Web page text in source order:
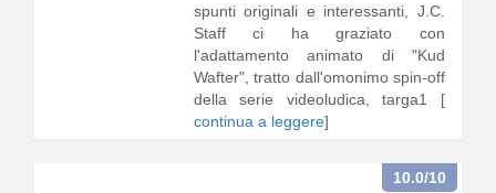
spunti originali e interessanti, J.C.
Staff ci ha graziato con
l'adattamento animato di "Kud
Wafter", tratto dall'omonimo spin-off
della serie videoludica, targa1 [
continua a leggere]
10.0/10